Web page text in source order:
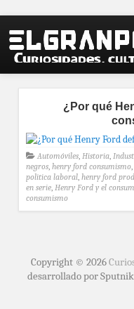
¿Por qué
Automóviles, Historia,
negros, henry ford consumismo,
politica laboral, henry ford
en serie, Henry Ford y el
consumismo
Copyright © 2026
desarrollado por